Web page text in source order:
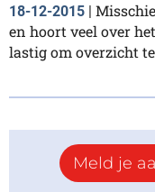
18-12-2015
en hoort veel over
lastig om overzicht
Meld je